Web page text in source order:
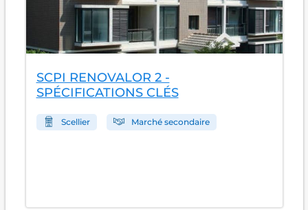
SCPI RENOVALOR 2 -
SPÉCIFICATIONS CLÉS
Scellier Marché secondaire